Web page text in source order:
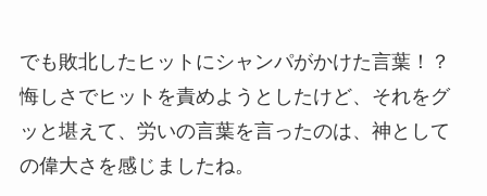
でも敗北したヒットにシャンパがかけた言葉！？
悔しさでヒットを責めようとしたけど、それをグ
ッと堪えて、労いの言葉を言ったのは、神として
の偉大さを感じましたね。